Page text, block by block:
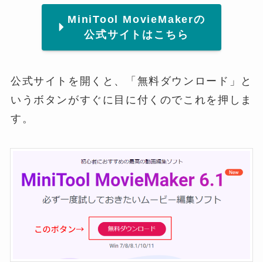
MiniTool MovieMakerの
公式サイトはこちら
公式サイトを開くと、「無料ダウンロード」と
いうボタンがすぐに目に付くのでこれを押しま
す。